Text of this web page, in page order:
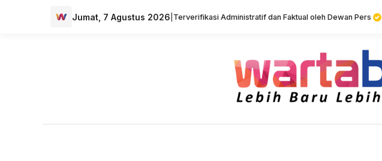
Jumat, 7 Agustus 2026 Terverifikasi Administratif dan Faktual oleh Dewan Pers